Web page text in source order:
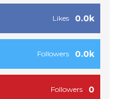
0.0k
Likes
0.0k
Followers
0
Followers